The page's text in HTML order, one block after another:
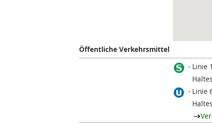
Öffentliche Verkehrsmittel
Linie
Linie